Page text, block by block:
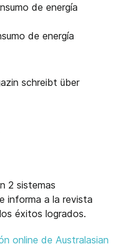
de energía
de energía
2 sistemas
informa a la revista
éxitos logrados.
online de Australasian